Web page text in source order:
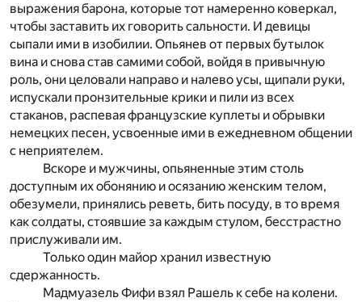
выражения барона, которые тот намеренно коверкал,
чтобы заставить их говорить сальности. И девицы
сыпали ими в изобилии. Опьянев от первых бутылок
вина и снова став самими собой, войдя в привычную
роль, они целовали направо и налево усы, щипали руки,
испускали пронзительные крики и пили из всех
стаканов, распевая французские куплеты и обрывки
немецких песен, усвоенные ими в ежедневном общении
с неприятелем.
Вскоре и мужчины, опьяненные этим столь
доступным их обонянию и осязанию женским телом,
обезумели, принялись реветь, бить посуду, в то время
как солдаты, стоявшие за каждым стулом, бесстрастно
прислуживали им.
Только один майор хранил известную
сдержанность.
Мадмуазель Фифи взял Рашель к себе на колени.